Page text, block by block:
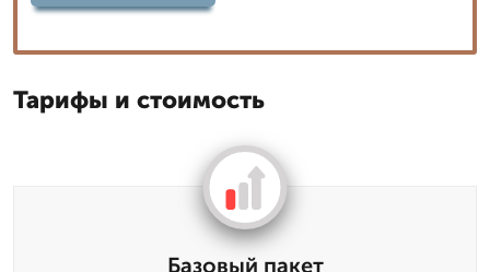
Тарифы и стоимость
Базовый пакет